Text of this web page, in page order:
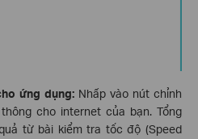
ứng dụng: Nhấp vào nút chỉnh
cho internet của bạn. Tổng
từ bài kiểm tra tốc độ (Speed